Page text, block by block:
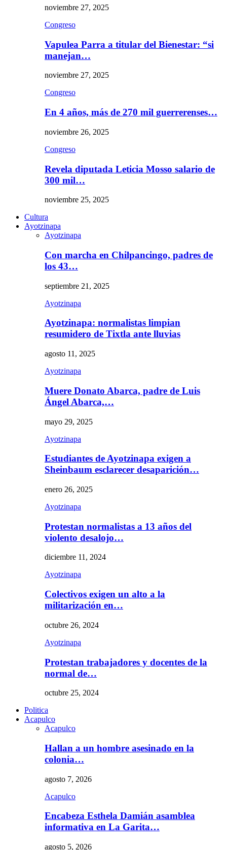
noviembre 27, 2025
Congreso
Vapulea Parra a titular del Bienestar: “si
manejan…
noviembre 27, 2025
Congreso
En 4 años, más de 270 mil guerrerenses…
noviembre 26, 2025
Congreso
Revela diputada Leticia Mosso salario de
300 mil…
noviembre 25, 2025
Cultura
Ayotzinapa
Ayotzinapa
Con marcha en Chilpancingo, padres de
los 43…
septiembre 21, 2025
Ayotzinapa
Ayotzinapa: normalistas limpian
resumidero de Tixtla ante lluvias
agosto 11, 2025
Ayotzinapa
Muere Donato Abarca, padre de Luis
Ángel Abarca,…
mayo 29, 2025
Ayotzinapa
Estudiantes de Ayotzinapa exigen a
Sheinbaum esclarecer desaparición…
enero 26, 2025
Ayotzinapa
Protestan normalistas a 13 años del
violento desalojo…
diciembre 11, 2024
Ayotzinapa
Colectivos exigen un alto a la
militarización en…
octubre 26, 2024
Ayotzinapa
Protestan trabajadores y docentes de la
normal de…
octubre 25, 2024
Politica
Acapulco
Acapulco
Hallan a un hombre asesinado en la
colonia…
agosto 7, 2026
Acapulco
Encabeza Esthela Damián asamblea
informativa en La Garita…
agosto 5, 2026